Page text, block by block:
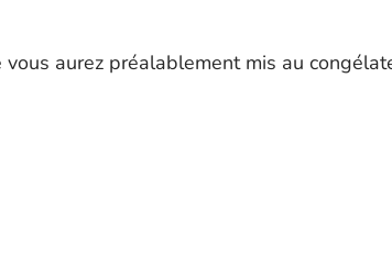
aurez préalablement mis au